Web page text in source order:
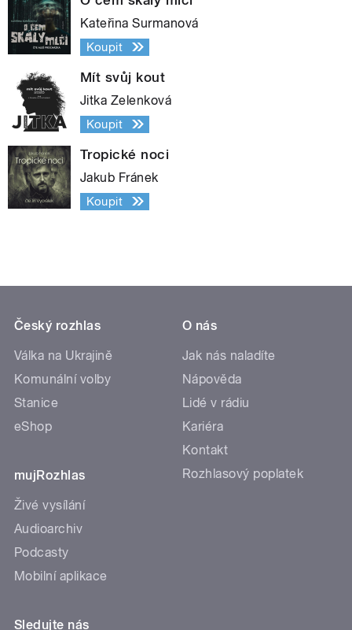
Kateřina Surmanová
Koupit
Mít svůj kout
Jitka Zelenková
Koupit
Tropické noci
Jakub Fránek
Koupit
Český rozhlas
Válka na Ukrajině
Komunální volby
Stanice
eShop
mujRozhlas
Živé vysílání
Audioarchiv
Podcasty
Mobilní aplikace
O nás
Jak nás naladíte
Nápověda
Lidé v rádiu
Kariéra
Kontakt
Rozhlasový poplatek
Sledujte nás